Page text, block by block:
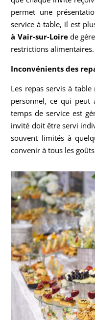
permet une
service à table, il est
à Vair-sur-Loire de
restrictions alimentaires.
Inconvénients des
Les repas servis à
personnel, ce qui peut
temps de service est
invité doit être servi
souvent limités à
convenir à tous les